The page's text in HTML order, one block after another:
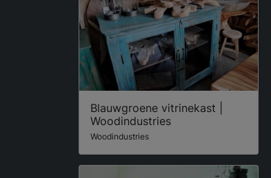
Blauwgroene vitrinekast |
Woodindustries
Woodindustries